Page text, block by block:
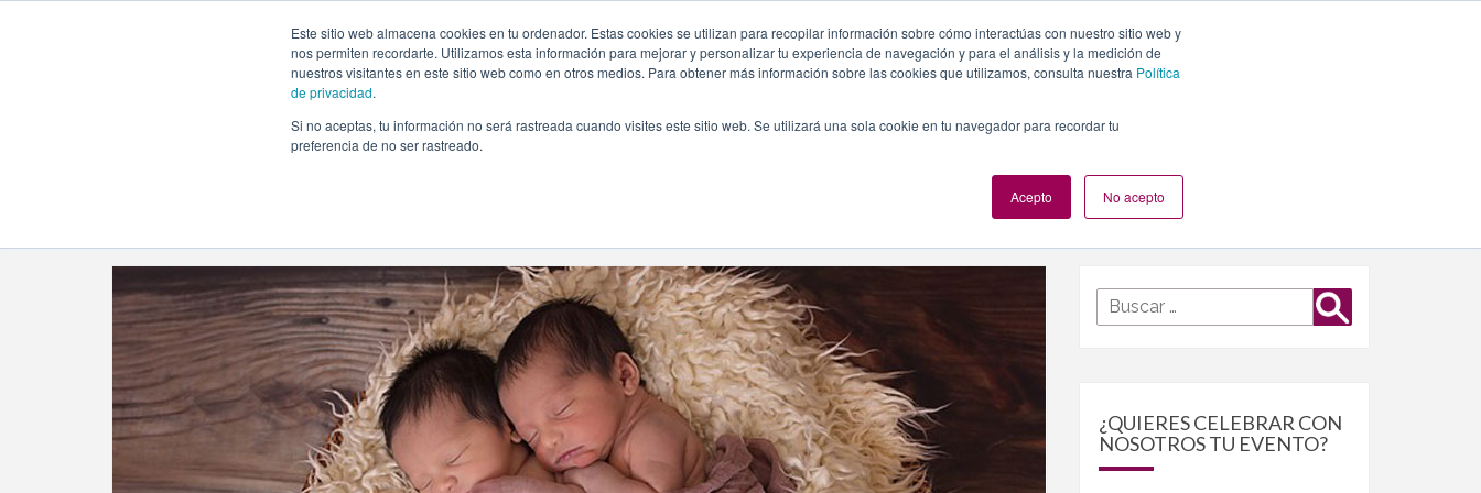
Este sitio web almacena cookies en tu ordenador. Estas cookies se utilizan para recopilar información sobre cómo interactúas con nuestro sitio web y
nos permiten recordarte. Utilizamos esta información para mejorar y personalizar tu experiencia de navegación y para el análisis y la medición de
nuestros visitantes en este sitio web como en otros medios. Para obtener más información sobre las cookies que utilizamos, consulta nuestra Política
de privacidad.
Si no aceptas, tu información no será rastreada cuando visites este sitio web. Se utilizará una sola cookie en tu navegador para recordar tu
preferencia de no ser rastreado.
Acepto No acepto
INICIO QUIÉNES SOMOS TE OFRECEMOS PLANES NUESTROS EVENTOS
embarazo multiple
Buscar
por:
Buscar
¿QUIERES CELEBRAR CON
NOSOTROS TU EVENTO?